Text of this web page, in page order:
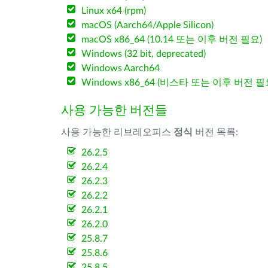
Linux x64 (rpm)
macOS (Aarch64/Apple Silicon)
macOS x86_64 (10.14 또는 이후 버전 필요)
Windows (32 bit, deprecated)
Windows Aarch64
Windows x86_64 (비스타 또는 이후 버전 필
사용 가능한 버전들
사용 가능한 리브레오피스 정식 버전 목록:
26.2.5
26.2.4
26.2.3
26.2.2
26.2.1
26.2.0
25.8.7
25.8.6